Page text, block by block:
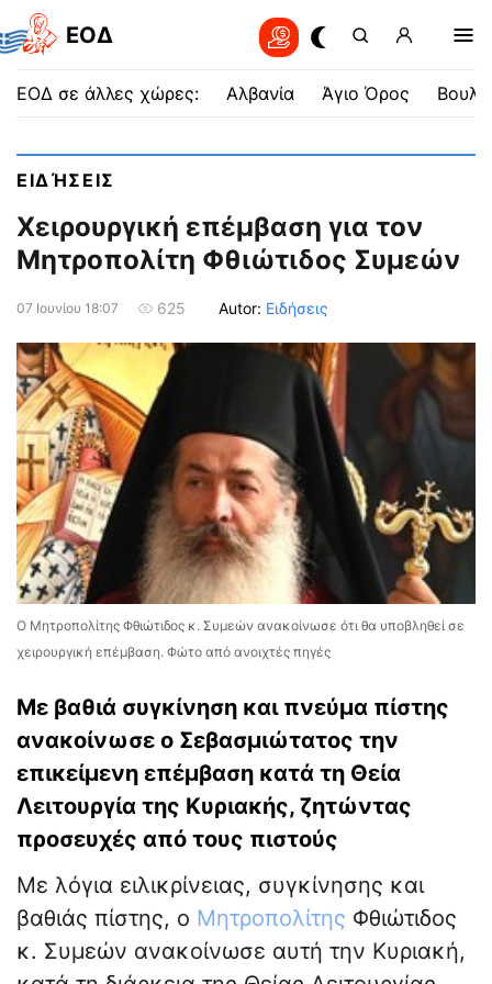
EOΔ
ΕΟΔ σε άλλες χώρες: Αλβανία Άγιο Όρος
ΕΙΔΉΣΕΙΣ
Χειρουργική επέμβαση για τον
Μητροπολίτη Φθιώτιδος Συμεών
07 Ιουνίου 18:07 625 Autor: Ειδήσεις
Ο Μητροπολίτης Φθιώτιδος κ. Συμεών ανακοίνωσε ότι θα υποβληθεί σε
χειρουργική επέμβαση. Φώτο από ανοιχτές πηγές
Με βαθιά συγκίνηση και πνεύμα πίστης
ανακοίνωσε ο Σεβασμιώτατος την
επικείμενη επέμβαση κατά τη Θεία
Λειτουργία της Κυριακής, ζητώντας
προσευχές από τους πιστούς
Με λόγια ειλικρίνειας, συγκίνησης και
βαθιάς πίστης, ο Μητροπολίτης Φθιώτιδος
κ. Συμεών ανακοίνωσε αυτή την Κυριακή,